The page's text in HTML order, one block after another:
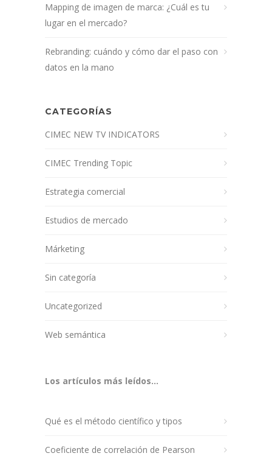
Mapping de imagen de marca: ¿Cuál es tu
lugar en el mercado?
Rebranding: cuándo y cómo dar el paso con
datos en la mano
CATEGORÍAS
CIMEC NEW TV INDICATORS
CIMEC Trending Topic
Estrategia comercial
Estudios de mercado
Márketing
Sin categoría
Uncategorized
Web semántica
Los artículos más leídos...
Qué es el método científico y tipos
Coeficiente de correlación de Pearson